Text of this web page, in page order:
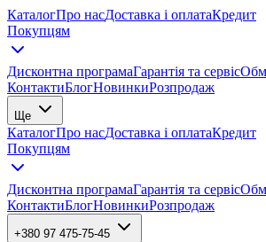
КаталогПро насДоставка і оплатаКредит
Покупцям
Дисконтна програмаГарантія та сервіс
КонтактиБлогНовинкиРозпродаж
Ще
КаталогПро насДоставка і оплатаКредит
Покупцям
Дисконтна програмаГарантія та сервіс
КонтактиБлогНовинкиРозпродаж
+380 97 475-75-45